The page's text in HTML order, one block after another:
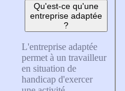
Qu'est-ce qu'une
entreprise adaptée
?
L'entreprise adaptée
permet à un travailleur
en situation de
handicap d'exercer